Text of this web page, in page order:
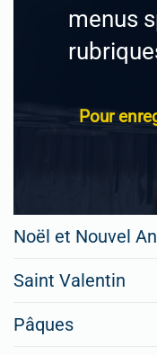
menus
Pour
Noël et Nouvel An
Saint Valentin
Pâques